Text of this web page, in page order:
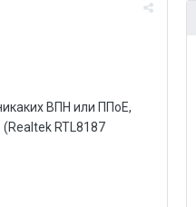
ВПН или ППоЕ,
RTL8187